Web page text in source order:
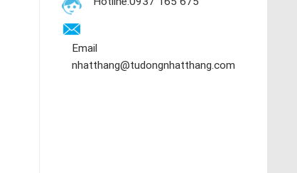
Email
nhatthang@tudongnhatthang.com